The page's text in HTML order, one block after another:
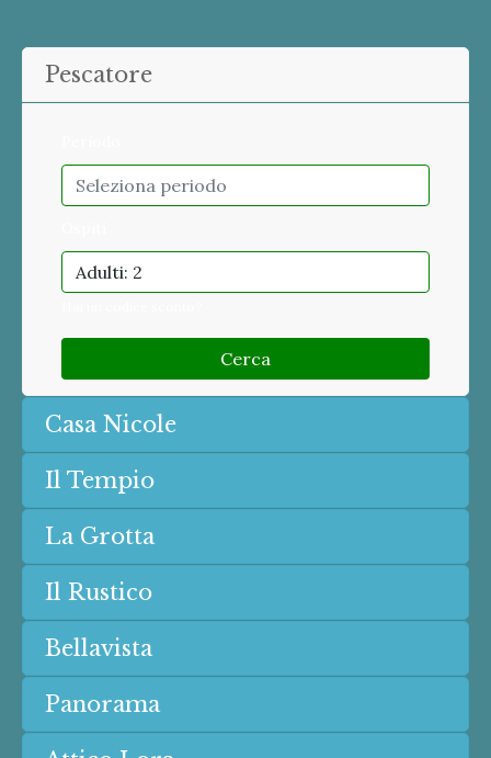
Pescatore
Adulti: 2
Cerca
Casa Nicole
Il Tempio
La Grotta
Il Rustico
Bellavista
Panorama